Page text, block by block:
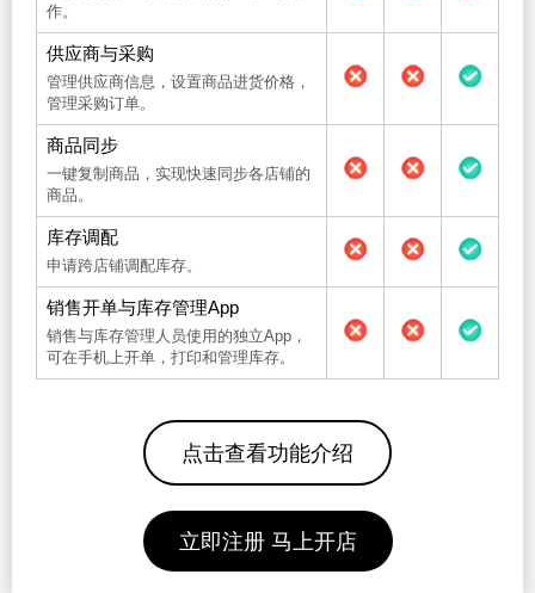
作。
供应商与采购
管理供应商信息，设置商品进货价格，
管理采购订单。
商品同步
一键复制商品，实现快速同步各店铺的
商品。
库存调配
申请跨店铺调配库存。
销售开单与库存管理App
销售与库存管理人员使用的独立App，
可在手机上开单，打印和管理库存。
点击查看功能介绍
立即注册 马上开店